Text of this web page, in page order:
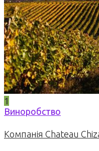
1
Виноробство
Компанія Chateau